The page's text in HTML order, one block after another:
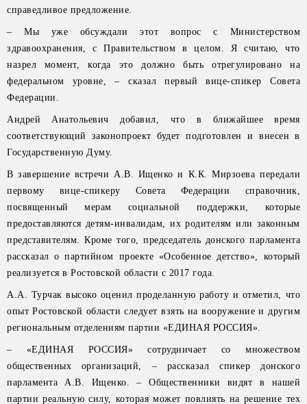
справедливое предложение.
– Мы уже обсуждали этот вопрос с Министерством
здравоохранения, с Правительством в целом. Я считаю, что
назрел момент, когда это должно быть отрегулировано на
федеральном уровне, – сказал первый вице-спикер Совета
Федерации.
Андрей Анатольевич добавил, что в ближайшее время
соответствующий законопроект будет подготовлен и внесен в
Государственную Думу.
В завершение встречи А.В. Ищенко и К.К. Мирзоева передали
первому вице-спикеру Совета Федерации справочник,
посвященный мерам социальной поддержки, которые
предоставляются детям-инвалидам, их родителям или законным
представителям. Кроме того, председатель донского парламента
рассказал о партийном проекте «Особенное детство», который
реализуется в Ростовской области с 2017 года.
А.А. Турчак высоко оценил проделанную работу и отметил, что
опыт Ростовской области следует взять на вооружение и другим
региональным отделениям партии «ЕДИНАЯ РОССИЯ».
– «ЕДИНАЯ РОССИЯ» сотрудничает со множеством
общественных организаций, – рассказал спикер донского
парламента А.В. Ищенко. – Общественники видят в нашей
партии реальную силу, которая может повлиять на решение тех